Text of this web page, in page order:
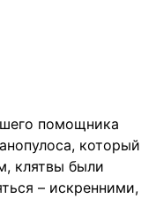
помощника
который
клятвы были
– искренними,